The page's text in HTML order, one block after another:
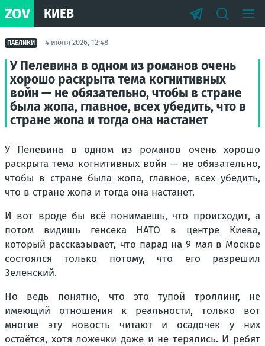
ZOV КИЕВ
ПАБЛИКИ 4 июня 2026, 12:48
У Пелевина в одном из романов очень
хорошо раскрыта тема когнитивных
войн — не обязательно, чтобы в стране
была жопа, главное, всех убедить, что в
стране жопа и тогда она настанет
У Пелевина в одном из романов очень хорошо
раскрыта тема когнитивных войн — не обязательно,
чтобы в стране была жопа, главное, всех убедить,
что в стране жопа и тогда она настанет.
И вот вроде бы всё понимаешь, что происходит, а
потом видишь генсека НАТО в центре Киева,
который рассказывает, что парад на 9 мая в Москве
состоялся только потому, что его разрешил
Зеленский.
Но ведь понятно, что это тупой троллинг, не
имеющий отношения к реальности, только вот
многие эту новость читают и осадочек у них
остаётся, хотя ложечки даже и не терялись. И ребят